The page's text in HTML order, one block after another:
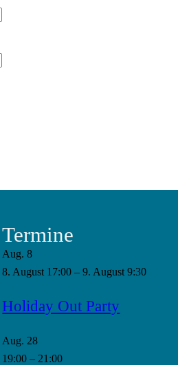
Termine
Aug.8
8. August 17:00 –9. August 9:30
Holiday Out Party
Aug. 28
19:00 – 21:00